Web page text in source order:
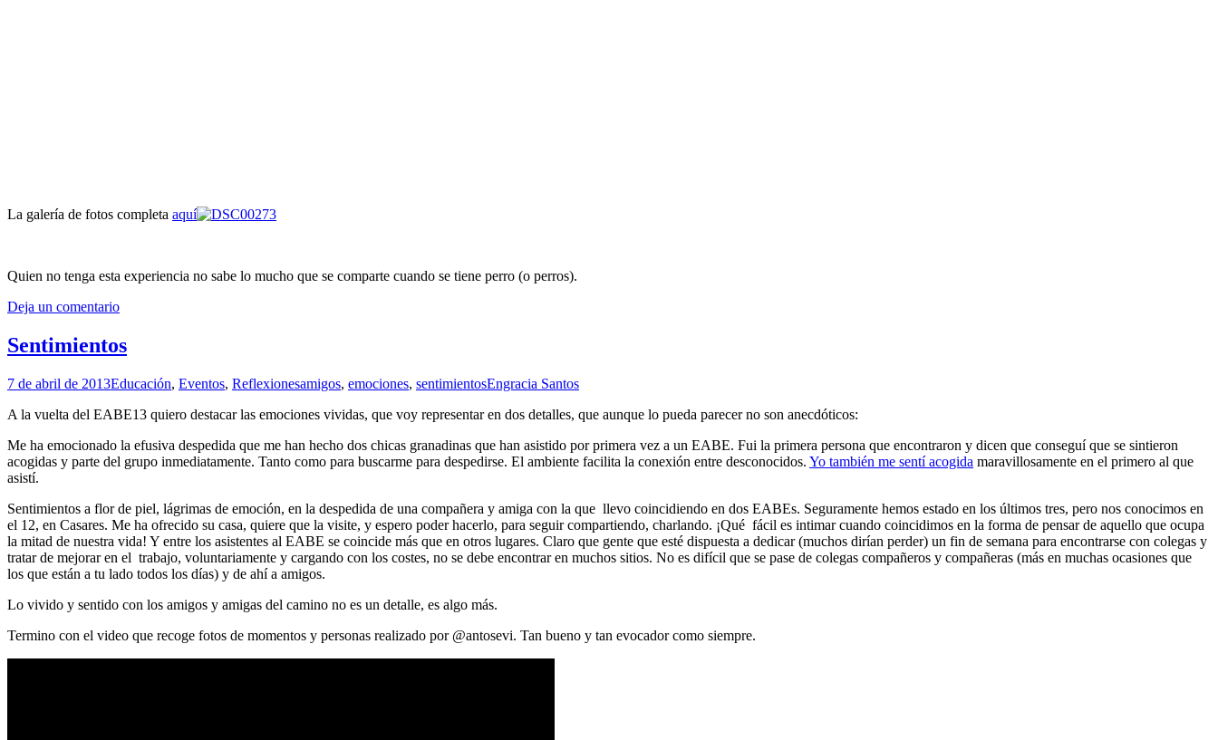
La galería de fotos completa aquí
Quien no tenga esta experiencia no sabe lo mucho que se comparte cuando se tiene perro (o perros).
Deja un comentario
Sentimientos
7 de abril de 2013Educación, Eventos, Reflexionesamigos, emociones, sentimientosEngracia Santos
A la vuelta del EABE13 quiero destacar las emociones vividas, que voy representar en dos detalles, que aunque lo pueda parecer no son anecdóticos:
Me ha emocionado la efusiva despedida que me han hecho dos chicas granadinas que han asistido por primera vez a un EABE. Fui la primera persona que encontraron y dicen que conseguí que se sintieron
acogidas y parte del grupo inmediatamente. Tanto como para buscarme para despedirse. El ambiente facilita la conexión entre desconocidos. Yo también me sentí acogida maravillosamente en el primero al que
asistí.
Sentimientos a flor de piel, lágrimas de emoción, en la despedida de una compañera y amiga con la que llevo coincidiendo en dos EABEs. Seguramente hemos estado en los últimos tres, pero nos conocimos en
el 12, en Casares. Me ha ofrecido su casa, quiere que la visite, y espero poder hacerlo, para seguir compartiendo, charlando. ¡Qué fácil es intimar cuando coincidimos en la forma de pensar de aquello que ocupa
la mitad de nuestra vida! Y entre los asistentes al EABE se coincide más que en otros lugares. Claro que gente que esté dispuesta a dedicar (muchos dirían perder) un fin de semana para encontrarse con colegas y
tratar de mejorar en el trabajo, voluntariamente y cargando con los costes, no se debe encontrar en muchos sitios. No es difícil que se pase de colegas compañeros y compañeras (más en muchas ocasiones que
los que están a tu lado todos los días) y de ahí a amigos.
Lo vivido y sentido con los amigos y amigas del camino no es un detalle, es algo más.
Termino con el video que recoge fotos de momentos y personas realizado por @antosevi. Tan bueno y tan evocador como siempre.